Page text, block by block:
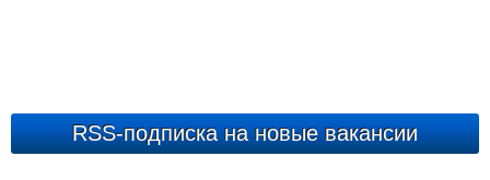
RSS-подписка на новые вакансии